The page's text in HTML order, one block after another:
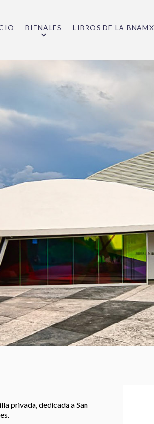
BIENALES LIBROS DE LA BNAMX
privada, dedicada a San